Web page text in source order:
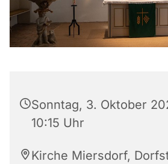
Sonntag, 3. Oktober
10:15 Uhr
Kirche Miersdorf,